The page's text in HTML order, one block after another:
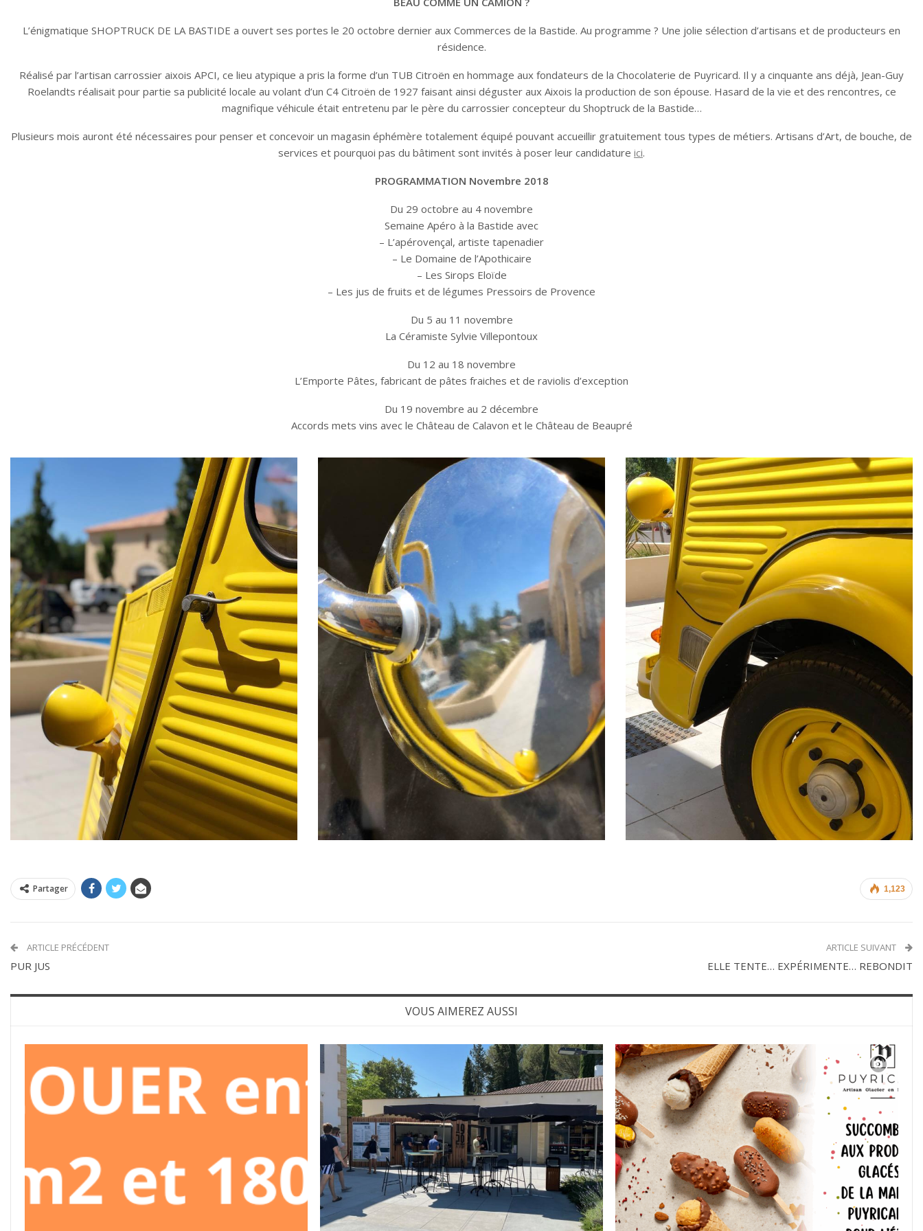
L’énigmatique SHOPTRUCK DE LA BASTIDE a ouvert ses portes le 20 octobre dernier aux Commerces de la Bastide. Au programme ? Une jolie sélection d’artisans et de producteurs en
résidence.
Réalisé par l’artisan carrossier aixois APCI, ce lieu atypique a pris la forme d’un TUB Citroën en hommage aux fondateurs de la Chocolaterie de Puyricard. Il y a cinquante ans déjà, Jean-Guy
Roelandts réalisait pour partie sa publicité locale au volant d’un C4 Citroën de 1927 faisant ainsi déguster aux Aixois la production de son épouse. Hasard de la vie et des rencontres, ce
magnifique véhicule était entretenu par le père du carrossier concepteur du Shoptruck de la Bastide…
Plusieurs mois auront été nécessaires pour penser et concevoir un magasin éphémère totalement équipé pouvant accueillir gratuitement tous types de métiers. Artisans d’Art, de bouche, de
services et pourquoi pas du bâtiment sont invités à poser leur candidature ici.
PROGRAMMATION Novembre 2018
Du 29 octobre au 4 novembre
Semaine Apéro à la Bastide avec
– L’apérovençal, artiste tapenadier
– Le Domaine de l’Apothicaire
– Les Sirops Eloïde
– Les jus de fruits et de légumes Pressoirs de Provence
Du 5 au 11 novembre
La Céramiste Sylvie Villepontoux
Du 12 au 18 novembre
L’Emporte Pâtes, fabricant de pâtes fraiches et de raviolis d’exception
Du 19 novembre au 2 décembre
Accords mets vins avec le Château de Calavon et le Château de Beaupré
1,123
Partager
ARTICLE PRÉCÉDENT
PUR JUS
ARTICLE SUIVANT
ELLE TENTE… EXPÉRIMENTE… REBONDIT
VOUS AIMEREZ AUSSI